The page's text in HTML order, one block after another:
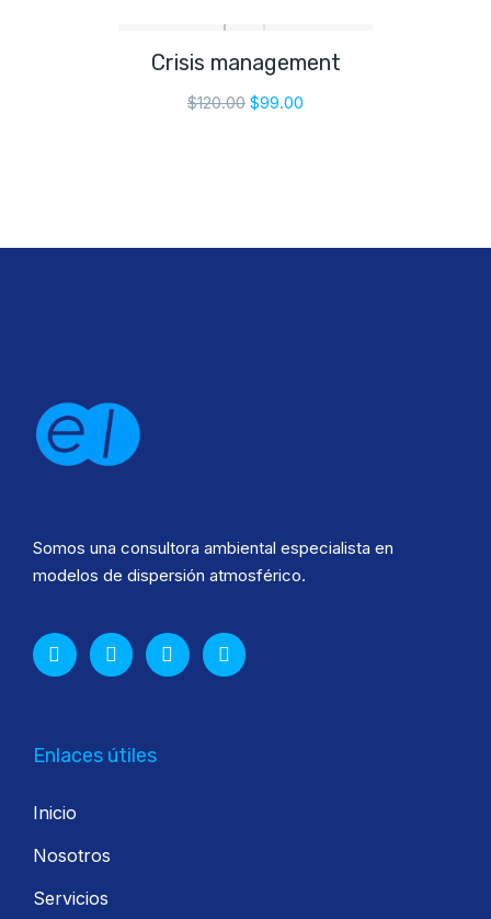
Crisis management
$120.00 $99.00
Somos una consultora ambiental especialista en
modelos de dispersión atmosférico.
Enlaces útiles
Inicio
Nosotros
Servicios